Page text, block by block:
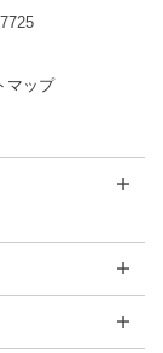
マップ